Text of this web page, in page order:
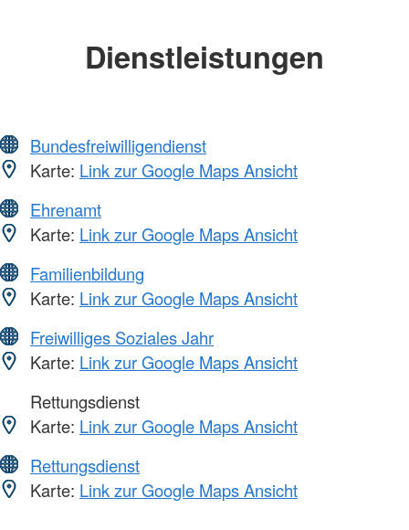
Dienstleistungen
Bundesfreiwilligendienst
Karte: Link zur Google Maps Ansicht
Ehrenamt
Karte: Link zur Google Maps Ansicht
Familienbildung
Karte: Link zur Google Maps Ansicht
Freiwilliges Soziales Jahr
Karte: Link zur Google Maps Ansicht
Rettungsdienst
Karte: Link zur Google Maps Ansicht
Rettungsdienst
Karte: Link zur Google Maps Ansicht